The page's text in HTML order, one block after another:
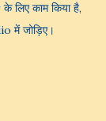
काम किया है,
में जोड़िए।